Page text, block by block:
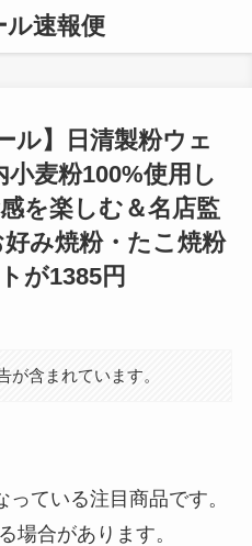
ル速報便
ル】日清製粉ウェ
麦粉100%使用し
を楽しむ＆名店監
み焼粉・たこ焼粉
が1385円
が含まれています。
ている注目商品です。
場合があります。